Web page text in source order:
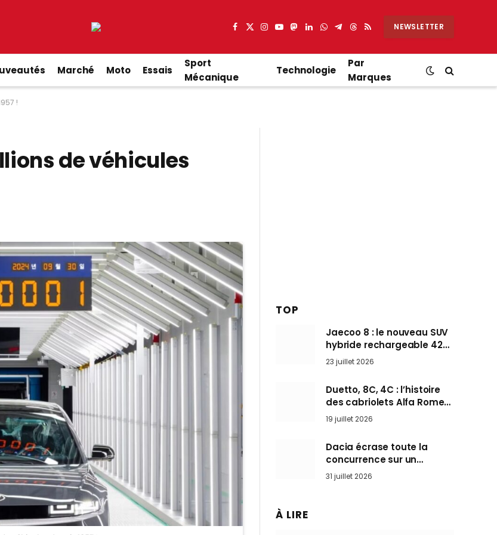
Facebook
X
Instagram
YouTube
Mastodon
LinkedIn
WhatsApp
Partager
Telegram
Threads
RSS NEWSLETTER
Marché Moto Essais
Sport
Mécanique
Technologie
Par
Marques
!
de véhicules
TOP
Jaecoo 8 : le nouveau SUV
hybride rechargeable 428
ch qui vise l’Audi Q7 arrive
en Europe cet automne
23 juillet 2026
Duetto, 8C, 4C : l’histoire
des cabriolets Alfa Romeo,
ces Spider qui ont défini
l’art de rouler cheveux au
vent
19 juillet 2026
Dacia écrase toute la
concurrence sur un
marché où personne ne
l’attendait
31 juillet 2026
À LIRE